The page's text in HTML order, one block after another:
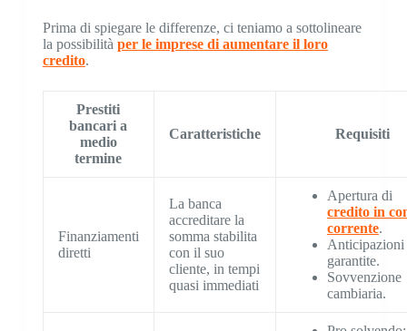
Prima di spiegare le differenze, ci teniamo a sottolineare
la possibilità per le imprese di aumentare il loro
credito.
Prestiti
bancari a
medio
termine
Caratteristiche Requisiti
Finanziamenti
diretti
La banca
accreditare la
somma stabilita
con il suo
cliente, in tempi
quasi immediati
Apertura di
credito in
corrente.
Anticipazioni
garantite.
Sovvenzione
cambiaria.